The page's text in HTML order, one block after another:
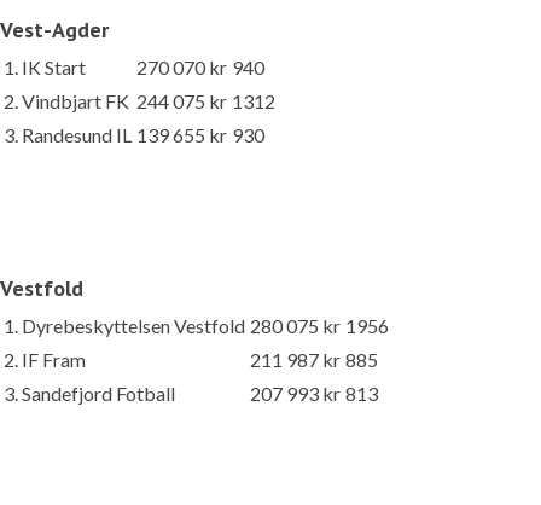
Vest-Agder
1. IK Start 270 070 kr 940
2. Vindbjart FK 244 075 kr 1312
3. Randesund IL 139 655 kr 930
Vestfold
1. Dyrebeskyttelsen Vestfold 280 075 kr 1956
2. IF Fram
211 987 kr 885
3. Sandefjord Fotball
207 993 kr 813